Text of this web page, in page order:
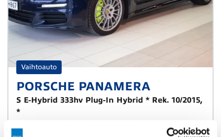
Vaihtoauto
PORSCHE PANAMERA
S E-Hybrid 333hv Plug-In Hybrid * Rek. 10/2015,
*